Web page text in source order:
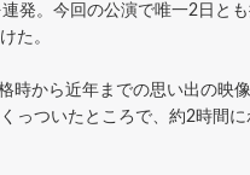
発。今回の公演で唯一2日と
た。
時から近年までの思い出の映
っついたところで、約2時間に